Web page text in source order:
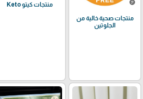
منتجات صحية خالية من
الجلوتين
منتجات كيتو Keto